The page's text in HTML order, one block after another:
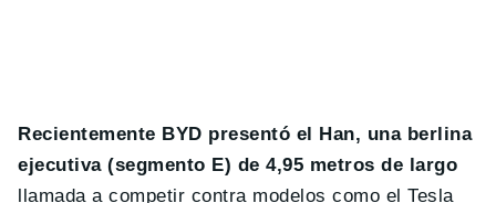
Recientemente BYD presentó el Han, una berlina
ejecutiva (segmento E) de 4,95 metros de largo
llamada a competir contra modelos como el Tesla